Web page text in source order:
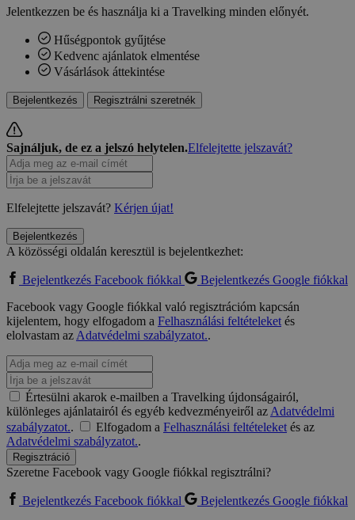
Jelentkezzen be és használja ki a Travelking minden előnyét.
Hűségpontok gyűjtése
Kedvenc ajánlatok elmentése
Vásárlások áttekintése
Bejelentkezés Regisztrálni szeretnék
Sajnáljuk, de ez a jelszó helytelen.Elfelejtette jelszavát?
Elfelejtette jelszavát? Kérjen újat!
Bejelentkezés
A közösségi oldalán keresztül is bejelentkezhet:
Bejelentkezés Facebook fiókkal
Bejelentkezés Google fiókkal
Facebook vagy Google fiókkal való regisztrációm kapcsán
kijelentem, hogy elfogadom a Felhasználási feltételeketés
elolvastam azAdatvédelmi szabályzatot..
Értesülni akarok e-mailben a Travelking újdonságairól,
különleges ajánlatairól és egyéb kedvezményeiről azAdatvédelmi
szabályzatot.. Elfogadom a Felhasználási feltételeketés az
Adatvédelmi szabályzatot..
Regisztráció
Szeretne Facebook vagy Google fiókkal regisztrálni?
Bejelentkezés Facebook fiókkal
Bejelentkezés Google fiókkal